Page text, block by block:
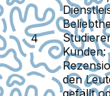
Kunden:
den
gefällt